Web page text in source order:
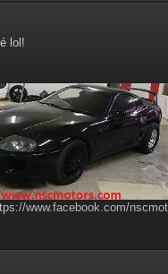
lol!
www.facebook.com/